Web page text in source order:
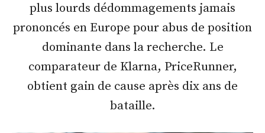
plus lourds dédommagements jamais
prononcés en Europe pour abus de position
dominante dans la recherche. Le
comparateur de Klarna, PriceRunner,
obtient gain de cause après dix ans de
bataille.